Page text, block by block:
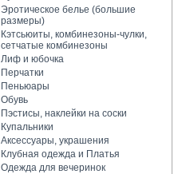
Эротическое белье (большие
размеры)
Кэтсьюиты, комбинезоны-чулки,
сетчатые комбинезоны
Лиф и юбочка
Перчатки
Пеньюары
Обувь
Пэстисы, наклейки на соски
Купальники
Аксессуары, украшения
Клубная одежда и Платья
Одежда для вечеринок